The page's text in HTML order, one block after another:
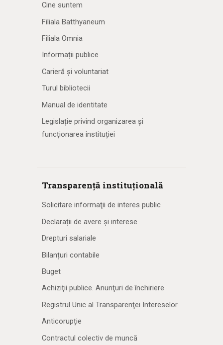
Cine suntem
Filiala Batthyaneum
Filiala Omnia
Informații publice
Carieră și voluntariat
Turul bibliotecii
Manual de identitate
Legislație privind organizarea și
funcționarea instituției
Transparență instituțională
Solicitare informaţii de interes public
Declarații de avere și interese
Drepturi salariale
Bilanțuri contabile
Buget
Achiziţii publice. Anunţuri de închiriere
Registrul Unic al Transparenţei Intereselor
Anticorupție
Contractul colectiv de muncă